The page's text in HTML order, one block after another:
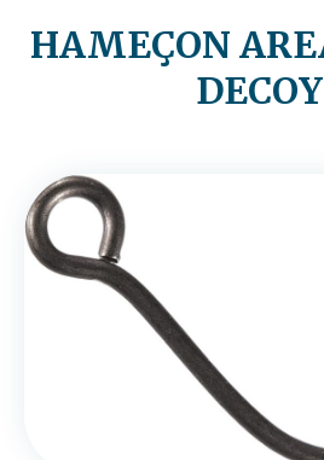
HAMEÇON AREA HOOK ³
DECOY